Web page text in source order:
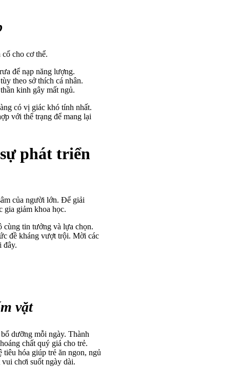
cho cơ thể.
để nạp năng lượng.
theo sở thích cá nhân.
kinh gây mất ngủ.
có vị giác khó tính nhất.
với thể trạng để mang lại
phát triển
của người lớn. Để giải
gia giảm khoa học.
cùng tin tưởng và lựa chọn.
đề kháng vượt trội. Mời các
đây.
vặt
dưỡng mỗi ngày. Thành
chất quý giá cho trẻ.
hóa giúp trẻ ăn ngon, ngủ
chơi suốt ngày dài.